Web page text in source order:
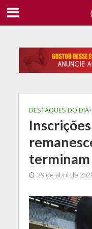
DESTAQUES DO DIA•
terminam
29 de abril de